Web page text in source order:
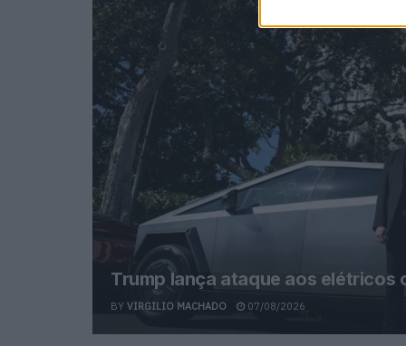
Trump lança ataque aos elétricos
BY VIRGILIO MACHADO 07/08/2026